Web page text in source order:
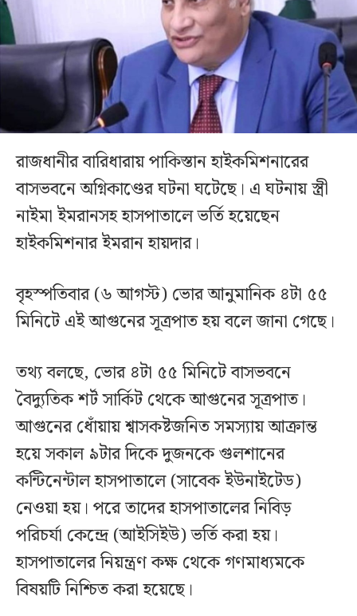
রাজধানীর বারিধারায় পাকিস্তান হাইকমিশনারের
বাসভবনে অগ্নিকাণ্ডের ঘটনা ঘটেছে। এ ঘটনায় স্ত্রী
নাইমা ইমরানসহ হাসপাতালে ভর্তি হয়েছেন
হাইকমিশনার ইমরান হায়দার।
বৃহস্পতিবার (৬ আগস্ট) ভোর আনুমানিক ৪টা ৫৫
মিনিটে এই আগুনের সূত্রপাত হয় বলে জানা গেছে।
তথ্য বলছে, ভোর ৪টা ৫৫ মিনিটে বাসভবনে
বৈদ্যুতিক শর্ট সার্কিট থেকে আগুনের সূত্রপাত।
আগুনের ধোঁয়ায় শ্বাসকষ্টজনিত সমস্যায় আক্রান্ত
হয়ে সকাল ৯টার দিকে দুজনকে গুলশানের
কন্টিনেন্টাল হাসপাতালে (সাবেক ইউনাইটেড)
নেওয়া হয়। পরে তাদের হাসপাতালের নিবিড়
পরিচর্যা কেন্দ্রে (আইসিইউ) ভর্তি করা হয়।
হাসপাতালের নিয়ন্ত্রণ কক্ষ থেকে গণমাধ্যমকে
বিষয়টি নিশ্চিত করা হয়েছে।